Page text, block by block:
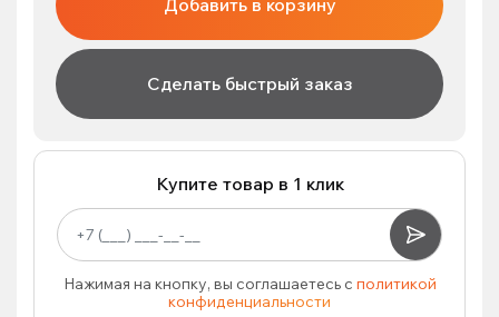
Добавить в корзину
Сделать быстрый заказ
Купите товар в 1 клик
Нажимая на кнопку, вы соглашаетесь с политикой
конфиденциальности